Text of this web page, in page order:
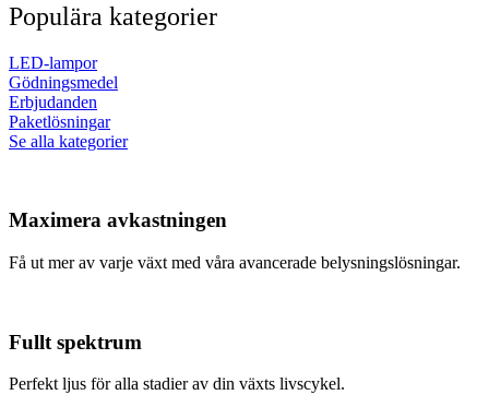
Populära kategorier
LED-lampor
Gödningsmedel
Erbjudanden
Paketlösningar
Se alla kategorier
Maximera avkastningen
Få ut mer av varje växt med våra avancerade belysningslösningar.
Fullt spektrum
Perfekt ljus för alla stadier av din växts livscykel.